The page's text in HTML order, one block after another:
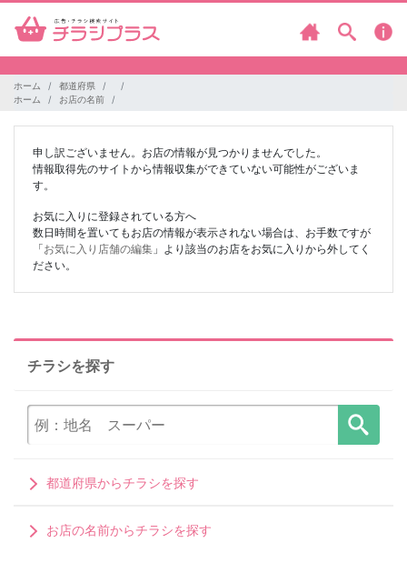
ホーム
都道府県
ホーム
お店の名前
申し訳ございません。お店の情報が見つかりませんでした。
情報取得先のサイトから情報収集ができていない可能性がございま
す。
お気に入りに登録されている方へ
数日時間を置いてもお店の情報が表示されない場合は、お手数ですが
「お気に入り店舗の編集 」より該当のお店をお気に入りから外してく
ださい。
チラシを探す
都道府県からチラシを探す
お店の名前からチラシを探す